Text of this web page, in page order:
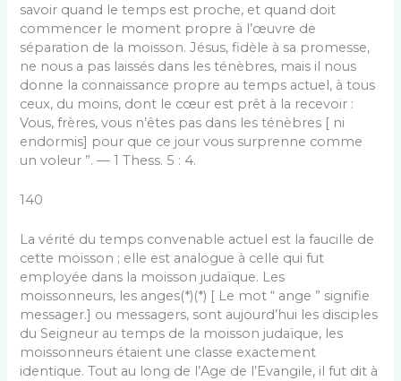
savoir quand le temps est proche, et quand doit
commencer le moment propre à l’œuvre de
séparation de la moisson. Jésus, fidèle à sa promesse,
ne nous a pas laissés dans les ténèbres, mais il nous
donne la connaissance propre au temps actuel, à tous
ceux, du moins, dont le cœur est prêt à la recevoir :
Vous, frères, vous n’êtes pas dans les ténèbres [ ni
endormis] pour que ce jour vous surprenne comme
un voleur ”. — 1 Thess. 5 : 4.
140
La vérité du temps convenable actuel est la faucille de
cette moisson ; elle est analogue à celle qui fut
employée dans la moisson judaïque. Les
moissonneurs, les anges(*)(*) [ Le mot “ ange ” signifie
messager.] ou messagers, sont aujourd’hui les disciples
du Seigneur au temps de la moisson judaïque, les
moissonneurs étaient une classe exactement
identique. Tout au long de l’Age de l’Evangile, il fut dit à